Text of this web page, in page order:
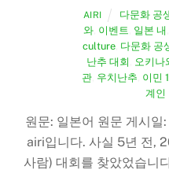
AIRI 다문화 공
와 이벤트 일본 내
culture 다문화 공
난추 대회
오키나
관 우치난추 이민
계인
원문: 일본어 원문 게시
airi입니다. 사실 5년 전,
사람) 대회를 찾았었습니